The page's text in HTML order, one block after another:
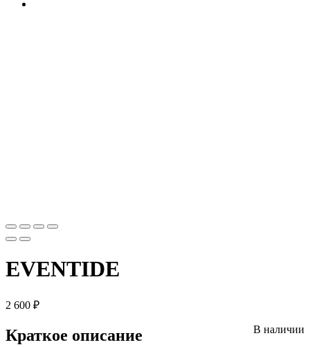
EVENTIDE
2 600 ₽
В наличии
Краткое описание